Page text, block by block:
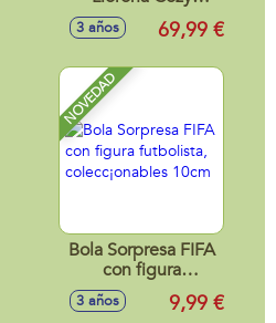
Friends 42 Cm
cuerpo de tela y
sonido.
3 años 69,99 €
NOVEDAD
Bola Sorpresa FIFA
con figura
futbolista,
colecc¡onables
3 años 9,99 €